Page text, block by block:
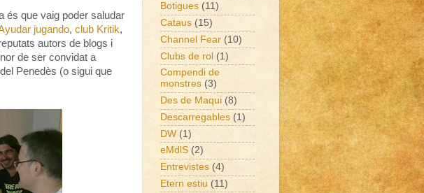
és que vaig poder saludar
jugando, club Kritik,
autors de blogs i
de ser convidat a
Penedès (o sigui que
Botigues (11)
Cataus (15)
Channel Fear (10)
Clubs de rol (1)
Compendi de
monstres (3)
Des de Maqui (8)
Descarregables (1)
DW (1)
eMdlS (2)
Entrevistes (4)
Etern estiu (11)